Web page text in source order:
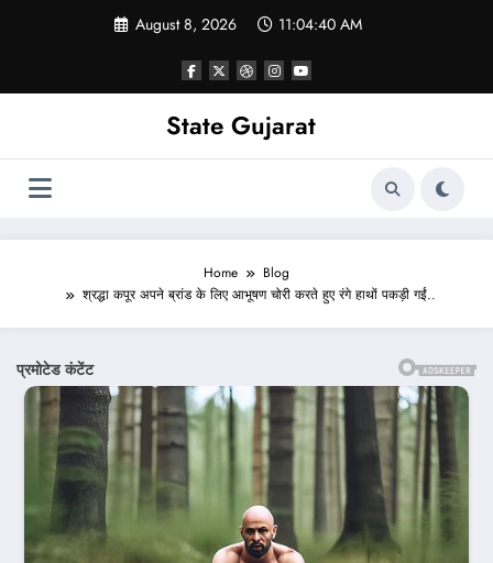
August 8, 2026 11:04:42 AM
State Gujarat
Home
Blog
श्रद्धा कपूर अपने ब्रांड के लिए आभूषण चोरी करते हुए रंगे हाथों पकड़ी गईं..